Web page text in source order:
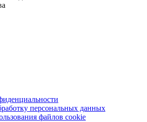
персональных данных
файлов cookie